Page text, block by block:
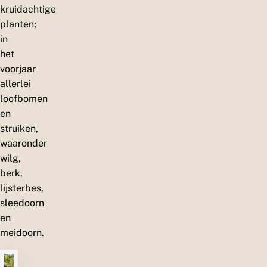
kruidachtige
planten;
in
het
voorjaar
allerlei
loofbomen
en
struiken,
waaronder
wilg,
berk,
lijsterbes,
sleedoorn
en
meidoorn.